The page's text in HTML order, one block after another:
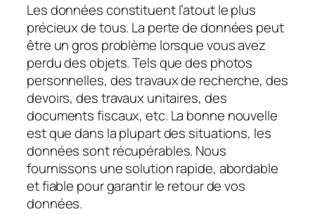
Les données constituent l’atout le plus
précieux de tous. La perte de données peut
être un gros problème lorsque vous avez
perdu des objets. Tels que des photos
personnelles, des travaux de recherche, des
devoirs, des travaux unitaires, des
documents fiscaux, etc. La bonne nouvelle
est que dans la plupart des situations, les
données sont récupérables. Nous
fournissons une solution rapide, abordable
et fiable pour garantir le retour de vos
données.